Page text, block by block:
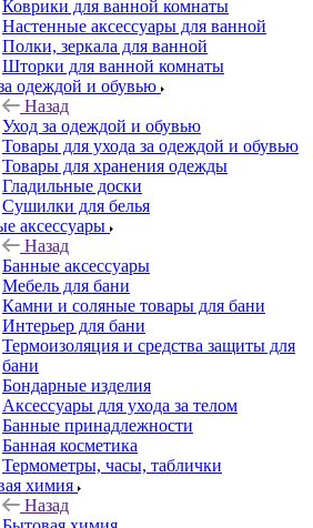
Коврики для ванной комнаты
Настенные аксессуары для ванной
Полки, зеркала для ванной
Шторки для ванной комнаты
одеждой и обувью
Назад
Уход за одеждой и обувью
Товары для ухода за одеждой и обувью
Товары для хранения одежды
Гладильные доски
Сушилки для белья
аксессуары
Назад
Банные аксессуары
Мебель для бани
Камни и соляные товары для бани
Интерьер для бани
Термоизоляция и средства защиты для
бани
Бондарные изделия
Аксеcсуары для ухода за телом
Банные принадлежности
Банная косметика
Термометры, часы, таблички
химия
Назад